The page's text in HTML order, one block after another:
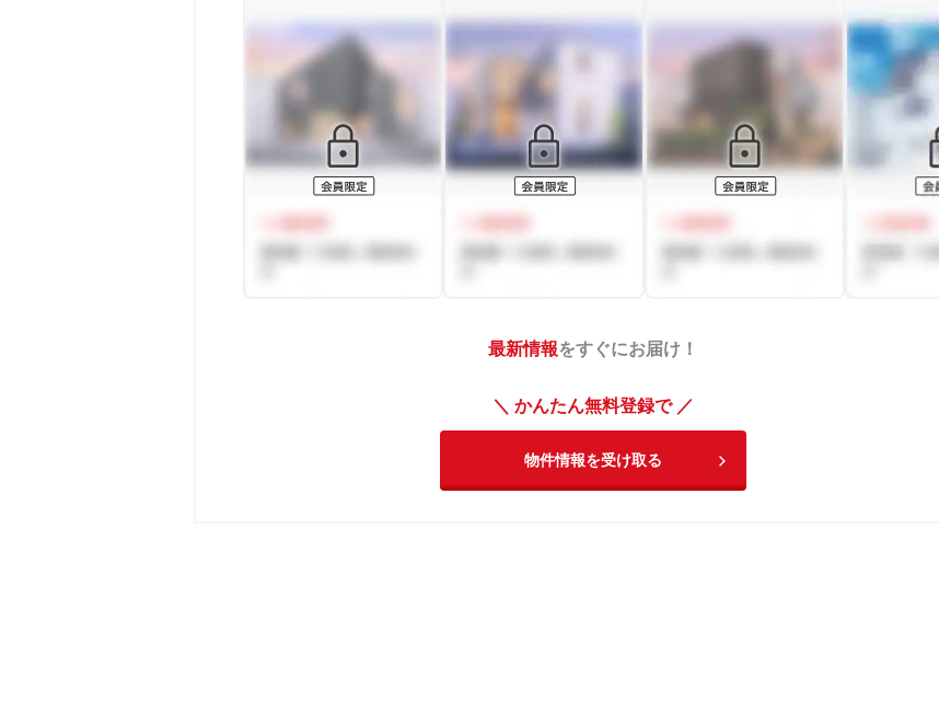
最新情報をすぐにお届け！
＼ かんたん無料登録で ／
物件情報を受け取る